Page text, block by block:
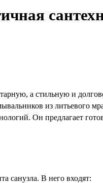
а стильную и
из литьевого
Он предлагает
санузла. В него входят: